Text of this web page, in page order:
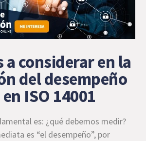
a considerar en la
del desempeño
ISO 14001
es: ¿qué debemos medir?
es “el desempeño”, por